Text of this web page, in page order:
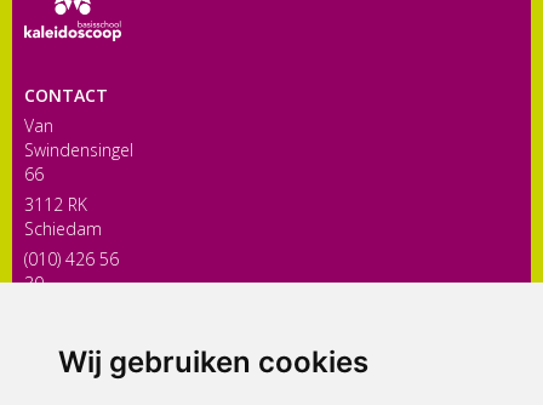
Wij gebruiken cookies
CONTACT
Van
Swindensingel
66
3112 RK
Schiedam
(010) 426 56
30
ONDERDEEL VAN